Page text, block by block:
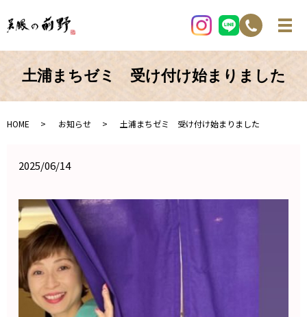
土浦まちゼミ 受け付け始まりました
HOME お知らせ 土浦まちゼミ 受け付け始まりました
2025/06/14